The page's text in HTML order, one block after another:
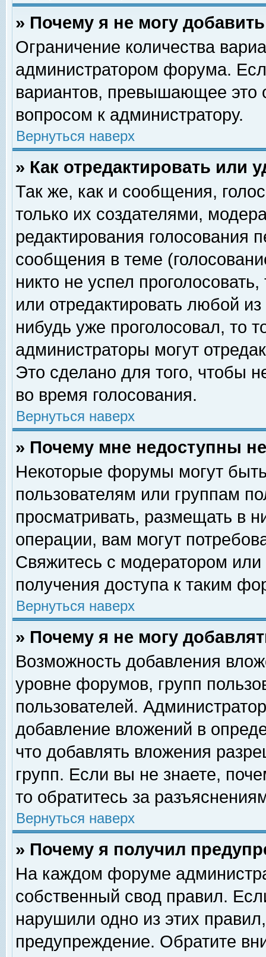
» Почему я не могу
Ограничение количества
администратором форума.
вариантов, превышающее это
вопросом к администратору.
Вернуться наверх
» Как отредактировать или
Так же, как и сообщения,
только их создателями,
редактирования голосования
сообщения в теме
никто не успел
или отредактировать любой
нибудь уже проголосовал, то
администраторы могут
Это сделано для того, чтобы
во время голосования.
Вернуться наверх
» Почему мне недоступны
Некоторые форумы могут
пользователям или группам
просматривать, размещать в
операции, вам могут
Свяжитесь с модератором
получения доступа к таким
Вернуться наверх
» Почему я не могу
Возможность добавления
уровне форумов, групп
пользователей.
добавление вложений в
что добавлять вложения
групп. Если вы не знаете,
то обратитесь за
Вернуться наверх
» Почему я получил
На каждом форуме
собственный свод правил.
нарушили одно из этих
предупреждение. Обратите